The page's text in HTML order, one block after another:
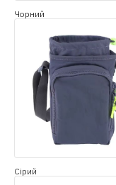
Чорний
Сірий